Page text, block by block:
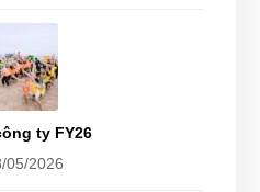
ty FY26
05/2026